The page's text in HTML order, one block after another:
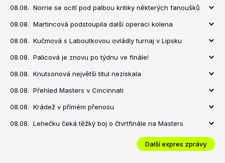
08.08. Norrie se ocitl pod palbou kritiky některých fanoušků
08.08. Martincová podstoupila další operaci kolena
08.08. Kučmová s Laboutkovou ovládly turnaj v Lipsku
08.08. Palicová je znovu po týdnu ve finále!
08.08. Knutsonová největší titul nezískala
08.08. Přehled Masters v Cincinnati
08.08. Krádež v přímém přenosu
08.08. Lehečku čeká těžký boj o čtvrtfinále na Masters
Další expres zprávy